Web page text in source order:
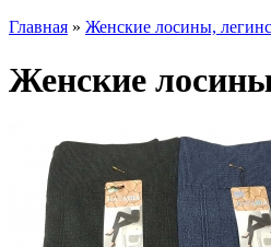
Главная » Женские лосины,
Женские